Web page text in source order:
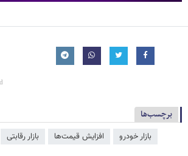
برچسب‌ها
بازار خودرو افزایش قیمت‌ها بازار رقابتی